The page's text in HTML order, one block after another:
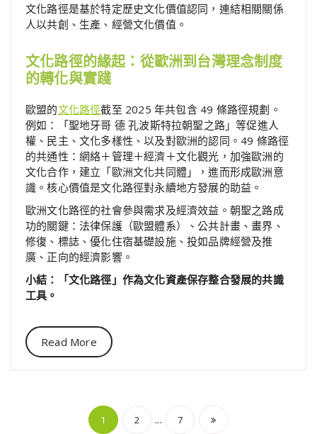
文化路徑是基於特定歷史文化價值認同，連結相關關係
人以共創、生產、經營文化價值。
文化路徑的緣起：從歐洲到台灣理念制度
的轉化與實踐
歐盟的文化路徑截至 2025 年共包含 49 條路徑規劃。
例如：「聖地牙哥 德 孔波斯特拉朝聖之路」等促進人
權、民主、文化多樣性、以及對歐洲的認同。49 條路徑
的共通性：網絡＋管理＋經濟＋文化觀光，加強歐洲的
文化合作，建立「歐洲文化共同體」，進而形成歐洲意
識。核心價值是文化路徑對永續地方發展的助益。
歐洲文化路徑的社會參與需求及經濟效益。朝聖之路成
功的關鍵：法律保護（歐盟體系）、公共計畫、畫界、
修復、標誌、優化住宿基礎設施、投如品牌經營及推
廣、正向的經濟影響。
小結：「文化路徑」作為文化資產保存整合發展的共識
工具。
Read More
文1 2 ... 7